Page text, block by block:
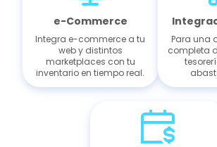
e-Commerce
Integra e-commerce a tu
web y distintos
marketplaces con tu
inventario en tiempo real.
Para una
completa